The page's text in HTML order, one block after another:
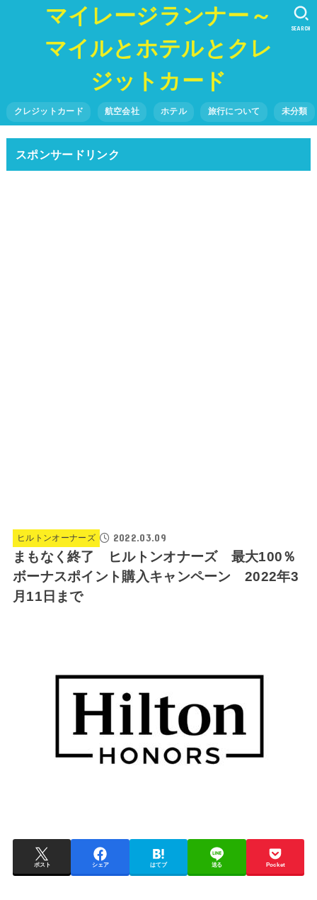
マイレージランナー～
マイルとホテルとクレ
ジットカード
クレジットカード 航空会社 ホテル 旅行について 未分類
SEARCH
スポンサードリンク
ヒルトンオーナーズ 2022.03.09
まもなく終了 ヒルトンオナーズ 最大100％
ボーナスポイント購入キャンペーン 2022年3
月11日まで
ポスト シェア はてブ 送る Pocket